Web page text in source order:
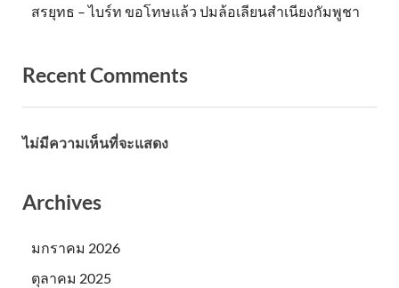
สรยุทธ – ไบร์ท ขอโทษแล้ว ปมล้อเลียนสำเนียงกัมพูชา
Recent Comments
ไม่มีความเห็นที่จะแสดง
Archives
มกราคม 2026
ตุลาคม 2025